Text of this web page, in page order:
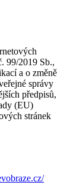
99/2019 Sb.,
a o změně
správy
předpisů,
(EU)
stránek